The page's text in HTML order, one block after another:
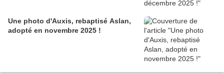
Une photo d'Auxis, rebaptisé Aslan,
adopté en novembre 2025 !